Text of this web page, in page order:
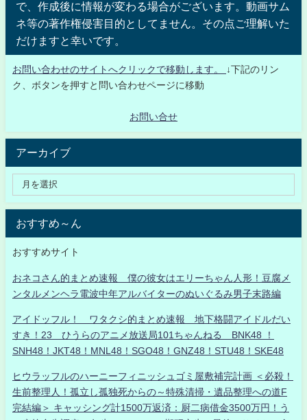
で、作成後に情報が変わる場合がございます。動画サム
ネ等の著作権侵害目的としてません。その点ご理解いた
だけますと幸いです。
お問い合わせのサイトへクリックで移動します。
↓下記のリン
ク、ボタンを押すと問い合わせページに移動
お問い合せ
アーカイブ
おすすめ～ん
おすすめサイト
おネコさん的まとめ速報 僕の彼女はエリーちゃん人形！豆腐メ
ンタルメンヘラ電波中年アルバイターのぬいぐるみ男子末路編
アイドッフル！ ワタクシ的まとめ速報 地下格闘アイドルだい
すき！23 ひうらのアニメ放送局101ちゃんねる BNK48 ！
SNH48！JKT48！MNL48！SGO48！GNZ48！STU48！SKE48
ヒウラッフルのハーニーフィニッシュゴミ屋敷補完計画 ＜必殺！
生前整理人！孤立し孤独死からの～特殊清掃・遺品整理への道F
完結編＞ キャッシング計1500万返済：厨二病借金3500万円！う